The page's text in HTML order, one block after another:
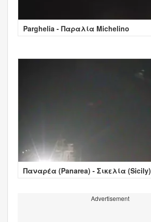
Parghelia - Παραλία Michelino
Παναρέα (Panarea) - Σικελία (Sicily)
Advertisement